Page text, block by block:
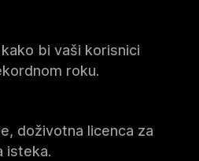
bi vaši korisnici
roku.
doživotna licenca za
isteka.